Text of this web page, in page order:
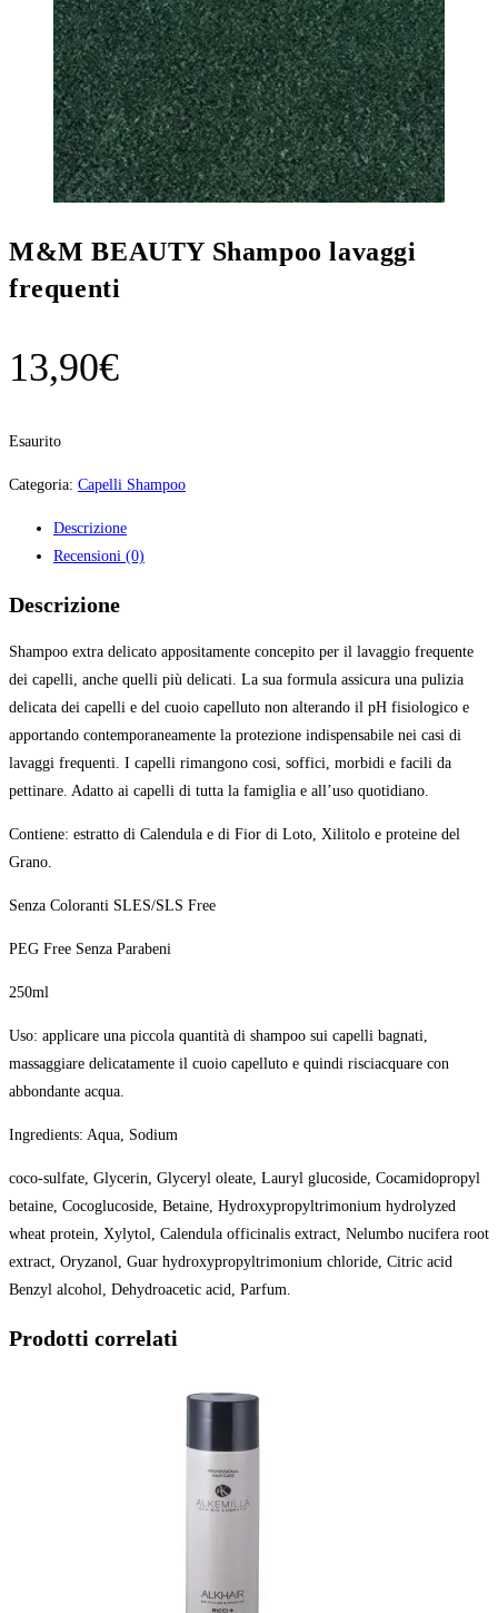
M&M BEAUTY Shampoo lavaggi
frequenti
13,90€
Esaurito
Categoria: Capelli Shampoo
Descrizione
Recensioni (0)
Descrizione
Shampoo extra delicato appositamente concepito per il lavaggio frequente
dei capelli, anche quelli più delicati. La sua formula assicura una pulizia
delicata dei capelli e del cuoio capelluto non alterando il pH fisiologico e
apportando contemporaneamente la protezione indispensabile nei casi di
lavaggi frequenti. I capelli rimangono cosi, soffici, morbidi e facili da
pettinare. Adatto ai capelli di tutta la famiglia e all’uso quotidiano.
Contiene: estratto di Calendula e di Fior di Loto, Xilitolo e proteine del
Grano.
Senza Coloranti SLES/SLS Free
PEG Free Senza Parabeni
250ml
Uso: applicare una piccola quantità di shampoo sui capelli bagnati,
massaggiare delicatamente il cuoio capelluto e quindi risciacquare con
abbondante acqua.
Ingredients: Aqua, Sodium
coco-sulfate, Glycerin, Glyceryl oleate, Lauryl glucoside, Cocamidopropyl
betaine, Cocoglucoside, Betaine, Hydroxypropyltrimonium hydrolyzed
wheat protein, Xylytol, Calendula officinalis extract, Nelumbo nucifera root
extract, Oryzanol, Guar hydroxypropyltrimonium chloride, Citric acid
Benzyl alcohol, Dehydroacetic acid, Parfum.
Prodotti correlati